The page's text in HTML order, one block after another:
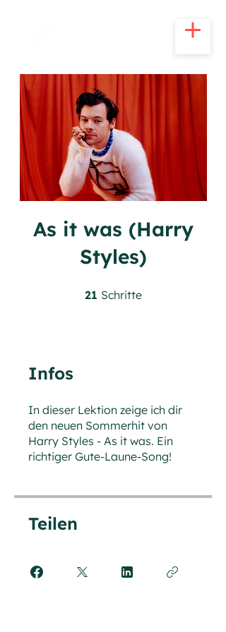
As it was (Harry
Styles)
21 Schritte
Infos
In dieser Lektion zeige ich dir
den neuen Sommerhit von
Harry Styles - As it was. Ein
richtiger Gute-Laune-Song!
Teilen